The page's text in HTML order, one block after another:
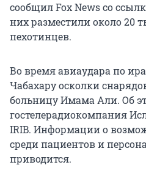
сообщил Fox News со
них разместили около 20
пехотинцев.
Во время авиаудара по
Чабахару осколки
больницу Имама Али. Об
гостелерадиокомпания
IRIB. Информации о
среди пациентов и
приводится.